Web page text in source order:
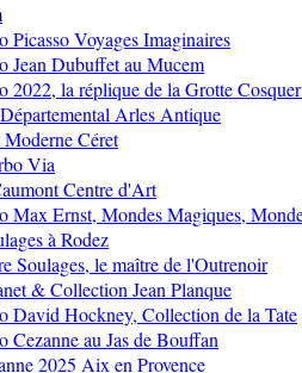
Picasso Voyages Imaginaires
Jean Dubuffet au Mucem
2022, la réplique de la Grotte
Arles Antique
Céret
Via
Centre d'Art
Max Ernst, Mondes Magiques,
à Rodez
Soulages, le maître de l'Outrenoir
& Collection Jean Planque
David Hockney, Collection de la Tate
Cezanne au Jas de Bouffan
2025 Aix en Provence